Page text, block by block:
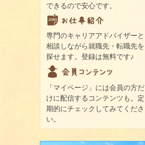
できるので安心です。
専門のキャリアアドバイザーと
相談しながら就職先・転職先を
探せます。登録は無料です♪
「マイページ」には会員の方だ
けに配信するコンテンツも。定
期的にチェックしてみてくださ
い。